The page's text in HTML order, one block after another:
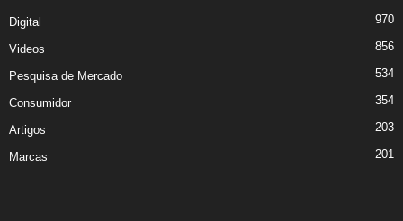
Digital 970
Videos 856
Pesquisa de Mercado 534
Consumidor 354
Artigos 203
Marcas 201